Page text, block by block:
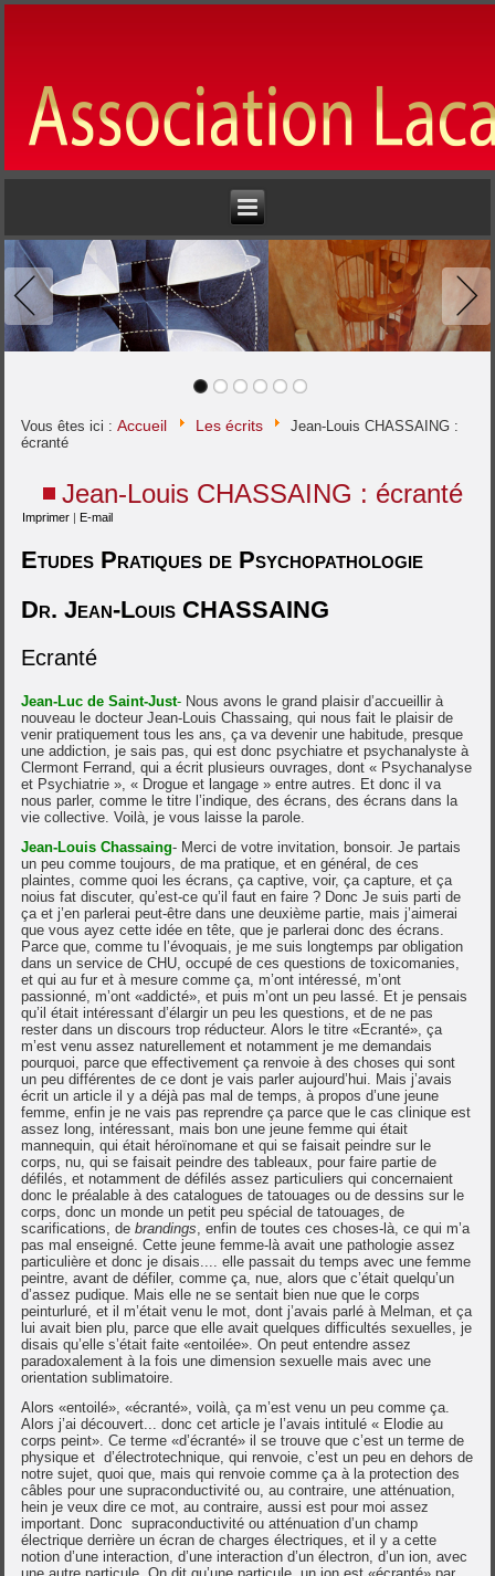
Vous êtes ici :Accueil Les écrits
Jean-Louis CHASSAING :
écranté
Jean-Louis CHASSAING : écranté
Imprimer | E-mail
Etudes Pratiques de Psychopathologie
Dr. Jean-Louis CHASSAING
Ecranté
Jean-Luc de Saint-Just- Nous avons le grand plaisir d’accueillir à
nouveau le docteur Jean-Louis Chassaing, qui nous fait le plaisir de
venir pratiquement tous les ans, ça va devenir une habitude, presque
une addiction, je sais pas, qui est donc psychiatre et psychanalyste à
Clermont Ferrand, qui a écrit plusieurs ouvrages, dont « Psychanalyse
et Psychiatrie », « Drogue et langage » entre autres. Et donc il va
nous parler, comme le titre l’indique, des écrans, des écrans dans la
vie collective. Voilà, je vous laisse la parole.
Jean-Louis Chassaing- Merci de votre invitation, bonsoir. Je partais
un peu comme toujours, de ma pratique, et en général, de ces
plaintes, comme quoi les écrans, ça captive, voir, ça capture, et ça
noius fat discuter, qu’est-ce qu’il faut en faire ? Donc Je suis parti de
ça et j’en parlerai peut-être dans une deuxième partie, mais j’aimerai
que vous ayez cette idée en tête, que je parlerai donc des écrans.
Parce que, comme tu l’évoquais, je me suis longtemps par obligation
dans un service de CHU, occupé de ces questions de toxicomanies,
et qui au fur et à mesure comme ça, m’ont intéressé, m’ont
passionné, m’ont «addicté», et puis m’ont un peu lassé. Et je pensais
qu’il était intéressant d’élargir un peu les questions, et de ne pas
rester dans un discours trop réducteur. Alors le titre «Ecranté», ça
m’est venu assez naturellement et notamment je me demandais
pourquoi, parce que effectivement ça renvoie à des choses qui sont
un peu différentes de ce dont je vais parler aujourd’hui. Mais j’avais
écrit un article il y a déjà pas mal de temps, à propos d’une jeune
femme, enfin je ne vais pas reprendre ça parce que le cas clinique est
assez long, intéressant, mais bon une jeune femme qui était
mannequin, qui était héroïnomane et qui se faisait peindre sur le
corps, nu, qui se faisait peindre des tableaux, pour faire partie de
défilés, et notamment de défilés assez particuliers qui concernaient
donc le préalable à des catalogues de tatouages ou de dessins sur le
corps, donc un monde un petit peu spécial de tatouages, de
scarifications, debrandings , enfin de toutes ces choses-là, ce qui m’a
pas mal enseigné. Cette jeune femme-là avait une pathologie assez
particulière et donc je disais.... elle passait du temps avec une femme
peintre, avant de défiler, comme ça, nue, alors que c’était quelqu’un
d’assez pudique. Mais elle ne se sentait bien nue que le corps
peinturluré, et il m’était venu le mot, dont j’avais parlé à Melman, et ça
lui avait bien plu, parce que elle avait quelques difficultés sexuelles, je
disais qu’elle s’était faite «entoilée». On peut entendre assez
paradoxalement à la fois une dimension sexuelle mais avec une
orientation sublimatoire.
Alors «entoilé», «écranté», voilà, ça m’est venu un peu comme ça.
Alors j’ai découvert... donc cet article je l’avais intitulé « Elodie au
corps peint». Ce terme «d’écranté» il se trouve que c’est un terme de
physique et d’électrotechnique, qui renvoie, c’est un peu en dehors de
notre sujet, quoi que, mais qui renvoie comme ça à la protection des
câbles pour une supraconductivité ou, au contraire, une atténuation,
hein je veux dire ce mot, au contraire, aussi est pour moi assez
important. Donc supraconductivité ou atténuation d’un champ
électrique derrière un écran de charges électriques, et il y a cette
notion d’une interaction, d’une interaction d’un électron, d’un ion, avec